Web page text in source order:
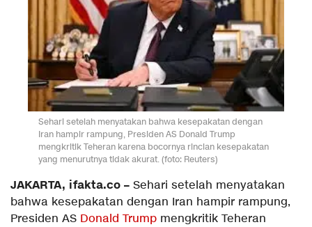
Sehari setelah menyatakan bahwa kesepakatan dengan
Iran hampir rampung, Presiden AS Donald Trump
mengkritik Teheran karena bocornya rincian kesepakatan
yang menurutnya tidak akurat. (foto: Reuters)
JAKARTA, ifakta.co – Sehari setelah menyatakan
bahwa kesepakatan dengan Iran hampir rampung,
Presiden AS Donald Trump mengkritik Teheran